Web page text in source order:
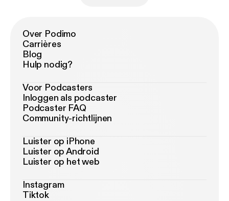
Over Podimo
Carrières
Blog
Hulp nodig?
Voor Podcasters
Inloggen als podcaster
Podcaster FAQ
Community-richtlijnen
Luister op iPhone
Luister op Android
Luister op het web
Instagram
Tiktok